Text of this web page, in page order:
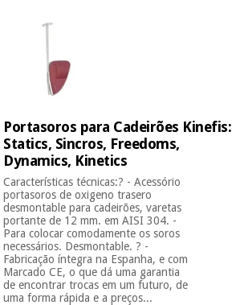
Portasoros para Cadeirões Kinefis:
Statics, Sincros, Freedoms,
Dynamics, Kinetics
Características técnicas:? - Acessório
portasoros de oxigeno trasero
desmontable para cadeirões, varetas
portante de 12 mm. em AISI 304. -
Para colocar comodamente os soros
necessários. Desmontable. ? -
Fabricação íntegra na Espanha, e com
Marcado CE, o que dá uma garantia
de encontrar trocas em um futuro, de
uma forma rápida e a preços...